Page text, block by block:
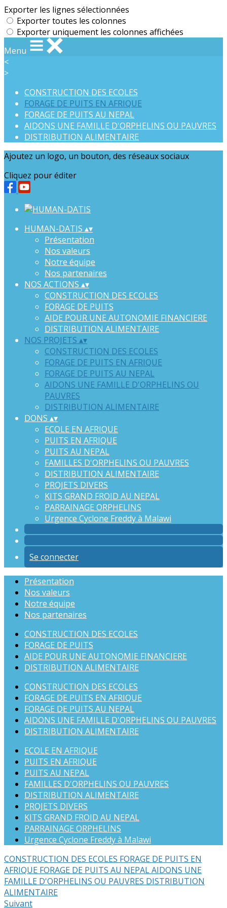
Exporter les lignes sélectionnées
Exporter toutes les colonnes
Exporter uniquement les colonnes affichées
Menu
<
>
CONSTRUCTION DES ECOLES
FORAGE DE PUITS EN AFRIQUE
FORAGE DE PUITS AU NEPAL
AIDONS UNE FAMILLE D'ORPHELINS OU PAUVRES
DISTRIBUTION ALIMENTAIRE
Ajoutez un logo, un bouton, des réseaux sociaux
Cliquez pour éditer
HUMAN-DATIS ▴▾
Présentation
Nos valeurs
Notre équipe
Nos partenaires
NOS ACTIONS ▴▾
CONSTRUCTION DES ECOLES
FORAGE DE PUITS
AIDE POUR UNE AUTONOMIE FINANCIERE
DISTRIBUTION ALIMENTAIRE
NOS PROJETS ▴▾
CONSTRUCTION DES ECOLES
FORAGE DE PUITS EN AFRIQUE
FORAGE DE PUITS AU NEPAL
AIDONS UNE FAMILLE D'ORPHELINS OU
PAUVRES
DISTRIBUTION ALIMENTAIRE
DONS ▴▾
ECOLE EN AFRIQUE
PUITS EN AFRIQUE
PUITS AU NEPAL
FAMILLES D'ORPHELINS OU PAUVRES
DISTRIBUTION ALIMENTAIRE
PROJETS DIVERS
KITS GRAND FROID AU NEPAL
PARRAINAGE ORPHELINS
Urgence Cyclone Freddy à Malawi
Se connecter
Présentation
Nos valeurs
Notre équipe
Nos partenaires
CONSTRUCTION DES ECOLES
FORAGE DE PUITS
AIDE POUR UNE AUTONOMIE FINANCIERE
DISTRIBUTION ALIMENTAIRE
CONSTRUCTION DES ECOLES
FORAGE DE PUITS EN AFRIQUE
FORAGE DE PUITS AU NEPAL
AIDONS UNE FAMILLE D'ORPHELINS OU PAUVRES
DISTRIBUTION ALIMENTAIRE
ECOLE EN AFRIQUE
PUITS EN AFRIQUE
PUITS AU NEPAL
FAMILLES D'ORPHELINS OU PAUVRES
DISTRIBUTION ALIMENTAIRE
PROJETS DIVERS
KITS GRAND FROID AU NEPAL
PARRAINAGE ORPHELINS
Urgence Cyclone Freddy à Malawi
CONSTRUCTION DES ECOLES FORAGE DE PUITS EN
AFRIQUE FORAGE DE PUITS AU NEPALAIDONS UNE
FAMILLE D'ORPHELINS OU PAUVRES DISTRIBUTION
ALIMENTAIRE
Suivant